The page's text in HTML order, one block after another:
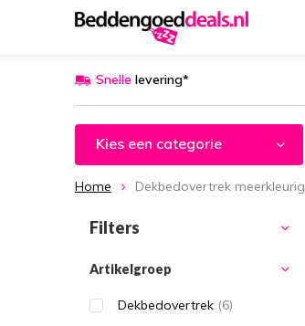
Snelle levering*
Kies een categorie
Home Dekbedovertrek meerkleurig
Filters
Artikelgroep
Dekbedovertrek (6)